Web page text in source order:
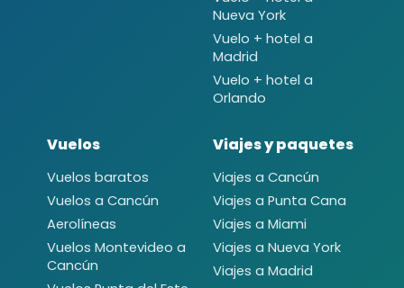
Nueva York
Vuelo + hotel a
Madrid
Vuelo + hotel a
Orlando
Vuelos
Vuelos baratos
Vuelos a Cancún
Aerolíneas
Vuelos Montevideo a
Cancún
Viajes y paquetes
Viajes a Cancún
Viajes a Punta Cana
Viajes a Miami
Viajes a Nueva York
Viajes a Madrid